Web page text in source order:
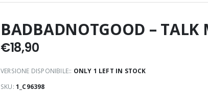
BADBADNOTGOOD – TALK
€18,90
VERSIONE DISPONIBILE:: ONLY 1 LEFT IN STOCK
SKU: 1_C96398